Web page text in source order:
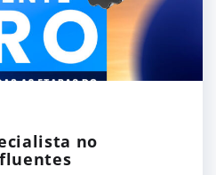
no